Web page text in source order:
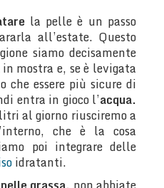
la pelle è un passo
all’estate. Questo
siamo decisamente
mostra e, se è levigata
che essere più sicure di
entra in gioco l’acqua.
al giorno riusciremo a
che è la cosa
poi integrare delle
idratanti.